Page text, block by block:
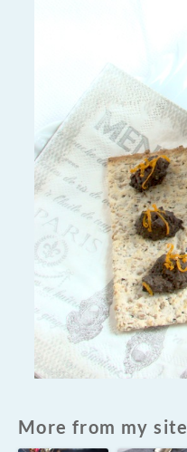
More from my site